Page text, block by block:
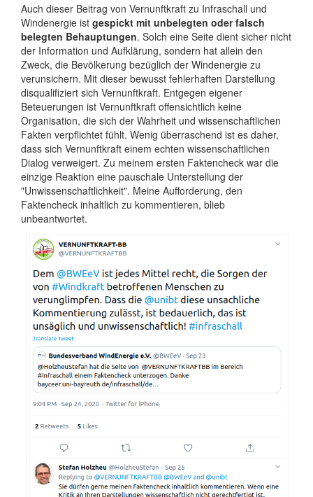
Auch dieser Beitrag von Vernunftkraft zu Infraschall und
Windenergie ist gespickt mit unbelegten oder falsch
belegten Behauptungen. Solch eine Seite dient sicher nicht
der Information und Aufklärung, sondern hat allein den
Zweck, die Bevölkerung bezüglich der Windenergie zu
verunsichern. Mit dieser bewusst fehlerhaften Darstellung
disqualifiziert sich Vernunftkraft. Entgegen eigener
Beteuerungen ist Vernunftkraft offensichtlich keine
Organisation, die sich der Wahrheit und wissenschaftlichen
Fakten verpflichtet fühlt. Wenig überraschend ist es daher,
dass sich Vernunftkraft einem echten wissenschaftlichen
Dialog verweigert. Zu meinem ersten Faktencheck war die
einzige Reaktion eine pauschale Unterstellung der
"Unwissenschaftlichkeit". Meine Aufforderung, den
Faktencheck inhaltlich zu kommentieren, blieb
unbeantwortet.